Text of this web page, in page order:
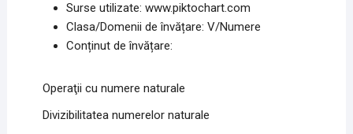
Surse utilizate: www.piktochart.com
Clasa/Domenii de învățare: V/Numere
Conținut de învățare:
Operaţii cu numere naturale
Divizibilitatea numerelor naturale